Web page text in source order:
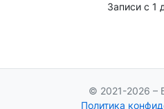
Записи с 1
© 2021-2026 –
Политика